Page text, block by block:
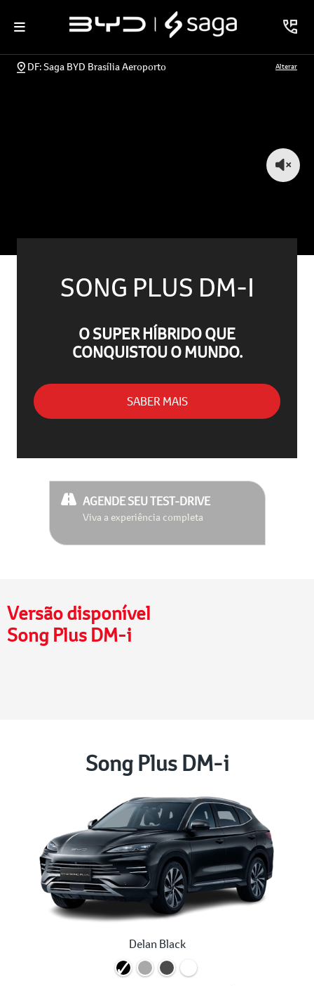
DF: Saga BYD Brasília Aeroporto Alterar
SONG PLUS DM-I
O SUPER HÍBRIDO QUE
CONQUISTOU O MUNDO.
SABER MAIS
AGENDE SEU TEST-DRIVE
Viva a experiência completa
Versão disponível
Song Plus DM-i
Song Plus DM-i
Delan Black